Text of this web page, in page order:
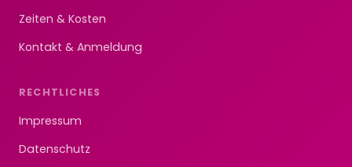
Zeiten & Kosten
Kontakt & Anmeldung
RECHTLICHES
Impressum
Datenschutz